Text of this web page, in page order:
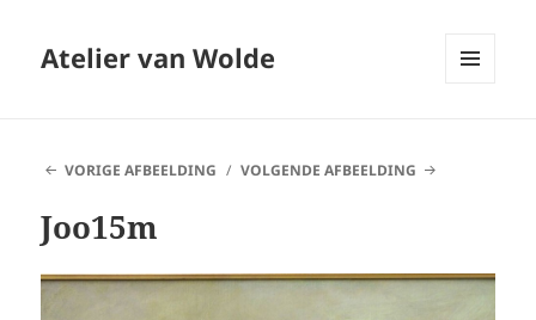
Atelier van Wolde
VORIGE AFBEELDING
VOLGENDE AFBEELDING
Joo15m